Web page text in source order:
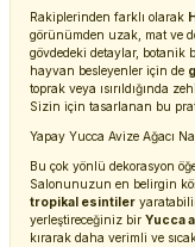
Rakiplerinden farklı olarak
görünümden uzak, mat ve
gövdedeki detaylar, botanik
hayvan besleyenler için de
toprak veya ısırıldığında
Sizin için tasarlanan bu
Yapay Yucca Avize Ağacı
Bu çok yönlü dekorasyon
Salonunuzun en belirgin
tropikal esintiler
yerleştireceğiniz bir Yucca
kırarak daha verimli ve